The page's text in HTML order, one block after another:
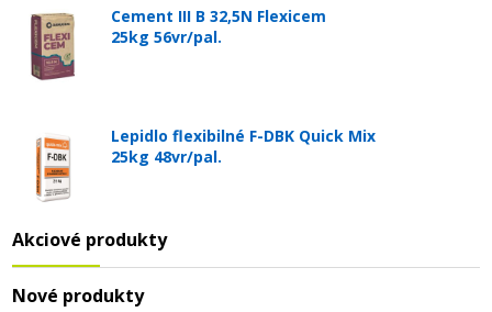
Cement III B 32,5N Flexicem
25kg 56vr/pal.
Lepidlo flexibilné F-DBK Quick Mix
25kg 48vr/pal.
Akciové produkty
Nové produkty